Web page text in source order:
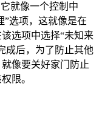
就像一个控制中
”选项，这就像是在
选项中选择“未知来
成后，为了防止其他
像要关好家门防止
限。